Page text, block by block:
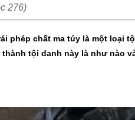
276)
phép chất ma túy là một loại
thành tội danh này là như nào